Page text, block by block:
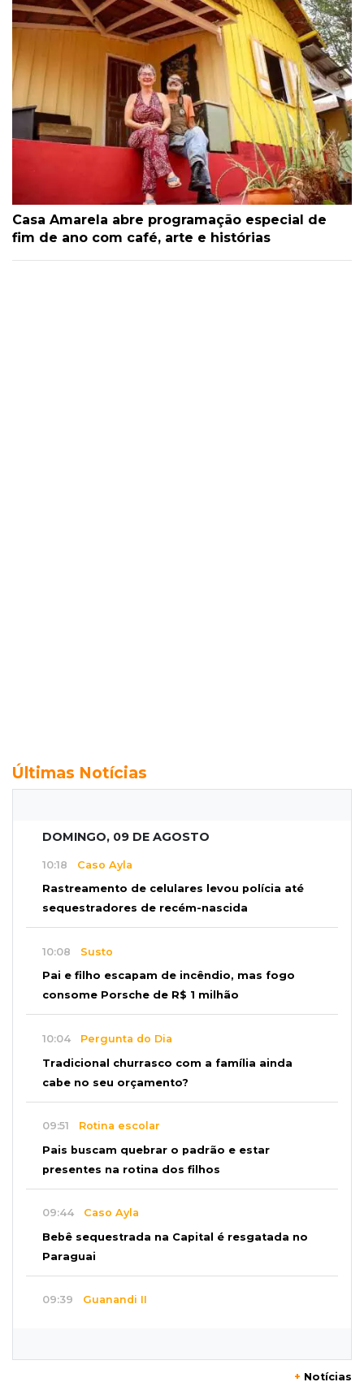
Casa Amarela abre programação especial de
fim de ano com café, arte e histórias
Últimas Notícias
DOMINGO, 09 DE AGOSTO
10:18 Caso Ayla
Rastreamento de celulares levou polícia até
sequestradores de recém-nascida
10:08 Susto
Pai e filho escapam de incêndio, mas fogo
consome Porsche de R$ 1 milhão
10:04 Pergunta do Dia
Tradicional churrasco com a família ainda
cabe no seu orçamento?
09:51 Rotina escolar
Pais buscam quebrar o padrão e estar
presentes na rotina dos filhos
09:44 Caso Ayla
Bebê sequestrada na Capital é resgatada no
Paraguai
09:39 Guanandi II
+ Notícias